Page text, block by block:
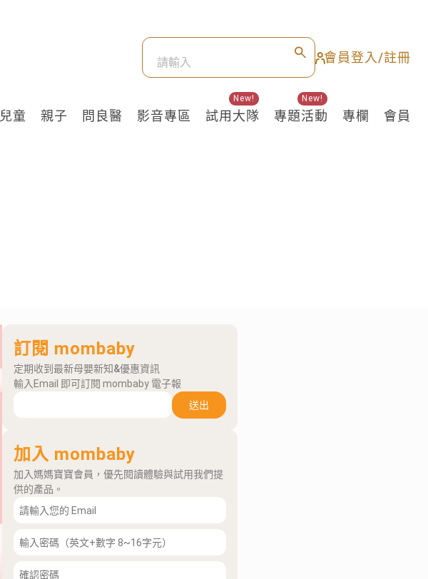
會員登入/註冊
兒童 親子 問良醫 影音專區 試用大隊
New!
專題活動
New!
專欄 會員
訂閱 mombaby
定期收到最新母嬰新知&優惠資訊
輸入Email 即可訂閱 mombaby 電子報
送出
加入 mombaby
加入媽媽寶寶會員，優先閱讀體驗與試用我們提
供的產品。